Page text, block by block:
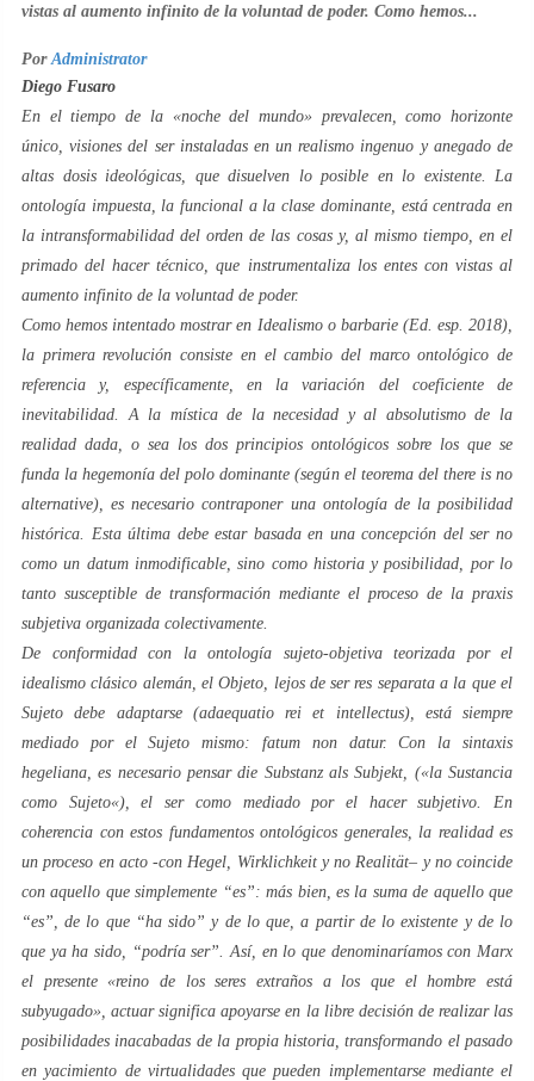
vistas al aumento infinito de la voluntad de poder. Como hemos...
Por Administrator
Diego Fusaro
En el tiempo de la «noche del mundo» prevalecen, como horizonte
único, visiones del serinstaladas en un realismo ingenuo y anegado de
altas dosis ideológicas, que disuelven lo posible en lo existente. La
ontología impuesta, la funcional a la clase dominante, está centrada en
la intransformabilidad del orden de las cosas y, al mismo tiempo, en el
primado delhacertécnico, que instrumentaliza los entescon vistas al
aumento infinito de la voluntad de poder.
Como hemos intentado mostrar en Idealismo o barbarie (Ed. esp. 2018)
la primera revolución consiste en el cambio del marco ontológico de
referencia y, específicamente, en la variación del coeficiente de
inevitabilidad . A la mística de la necesidad y al absolutismo de la
realidad dada, o sea los dos principios ontológicos sobre los que se
funda la hegemonía del polo dominante (según el teorema del there is no
alternative), es necesario contraponer una ontología de la posibilidad
histórica. Esta última debe estar basada en una concepción delserno
como un datuminmodificable, sino como historia y posibilidad, por lo
tanto susceptible de transformación mediante el proceso de la praxis
subjetiva organizada colectivamente.
De conformidad con la ontología sujeto-objetivateorizada por el
idealismo clásico alemán, elObjeto , lejos de serres separataa la que el
Sujeto debe adaptarse (adaequatio rei et intellectus), está siempre
mediado por elSujeto mismo:fatum non datur. Con la sintaxis
hegeliana , es necesario pensardie Substanz als Subjekt , («la Sustancia
como Sujeto«), elser como mediado por el hacersubjetivo. En
coherencia con estos fundamentos ontológicos generales, la realidad es
un proceso en acto-con Hegel, Wirklichkeit y no Realität– y no coincide
con aquello que simplemente “es”: más bien, es la suma de aquello que
“es”, de lo que “ha sido” y de lo que, a partir de lo existente y de lo
que ya ha sido, “podría ser”. Así, en lo que denominaríamos con Marx
el presente «reino de los seres extraños a los que el hombre está
subyugado», actuar significa apoyarse en la libre decisión de realizar las
posibilidades inacabadas de la propia historia, transformando el pasado
en yacimiento de virtualidades que pueden implementarse mediante el